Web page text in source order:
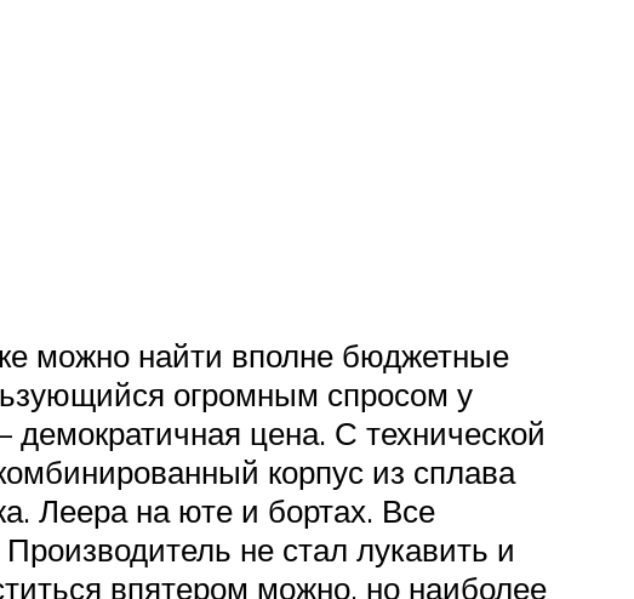
можно найти вполне бюджетные
огромным спросом у
цена. С технической
корпус из сплава
Леера на юте и бортах. Все
не стал лукавить и
впятером можно, но наиболее